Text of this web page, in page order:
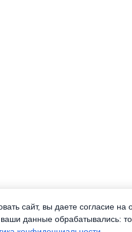
сайт, вы даете согласие
данные обрабатывались: